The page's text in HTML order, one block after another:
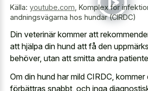
Källa: youtube.com Komplex för
andningsvägarna hos hundar (CIRDC)
Din veterinär kommer att
att hjälpa din hund att få den
behöver, utan att smitta andra
Om din hund har mild CIRDC,
förbättras snabbt, och inga